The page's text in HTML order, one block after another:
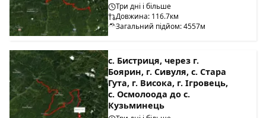
Три дні і більше
Довжина: 116.7км
Загальний підйом: 4557м
с. Бистриця, через г.
Боярин, г. Сивуля, с. Стара
Гута, г. Висока, г. Ігровець,
с. Осмолоода до с.
Кузьминець